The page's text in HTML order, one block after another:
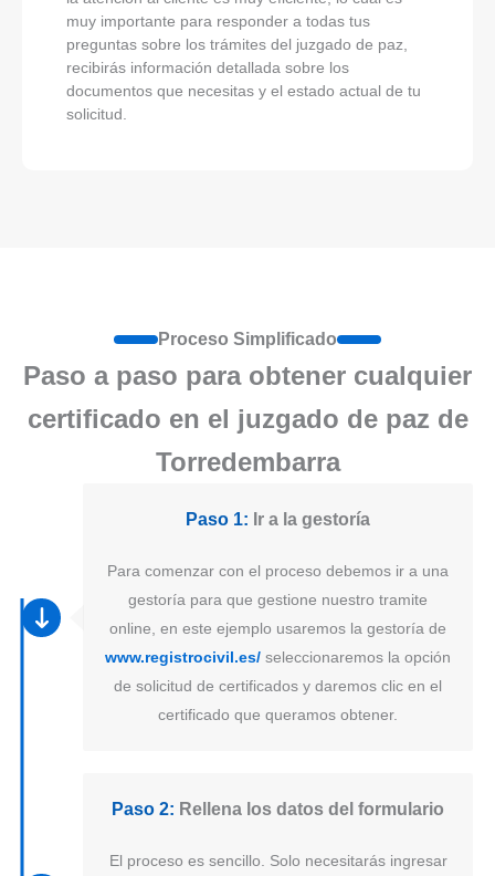
muy importante para responder a todas tus
preguntas sobre los trámites del juzgado de paz,
recibirás información detallada sobre los
documentos que necesitas y el estado actual de tu
solicitud.
Proceso Simplificado
Paso a paso para obtener cualquier
certificado en el juzgado de paz de
Torredembarra
Paso 1: Ir a la gestoría
Para comenzar con el proceso debemos ir a una
gestoría para que gestione nuestro tramite
online, en este ejemplo usaremos la gestoría de
www.registrocivil.es/ seleccionaremos la opción
de solicitud de certificados y daremos clic en el
certificado que queramos obtener.
Paso 2: Rellena los datos del formulario
El proceso es sencillo. Solo necesitarás ingresar